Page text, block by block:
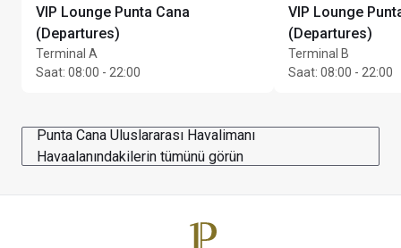
Kart sahibi başına en fazla Unlimited konuk
VIP Lounge Punta Cana
(Departures)
Terminal A
Saat: 08:00 - 22:00
VIP Lounge
(Departures)
Terminal B
Saat: 08:00 - 22:00
Punta Cana Uluslararası Havalimanı
Havaalanındakilerin tümünü görün